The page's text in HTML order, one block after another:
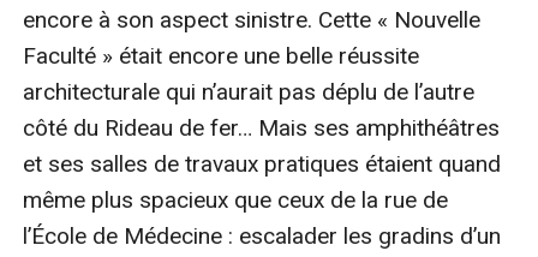
au petit ami de la victime, apparemment innocent. Il a
l’impression de l’avoir déjà rencontré...
Sont repris dans cette intégrale :
'- Meurtre avec prémédication
'- Meurtre pour de bonnes raisons
'- Meurtre à la morgue
Partez à la découverte de l'oeuvre du Docteur K avec
encore à son aspect sinistre. Cette « Nouvelle
Faculté » était encore une belle réussite
architecturale qui n’aurait pas déplu de l’autre
côté du Rideau de fer… Mais ses amphithéâtres
et ses salles de travaux pratiques étaient quand
même plus spacieux que ceux de la rue de
l’École de Médecine : escalader les gradins d’un